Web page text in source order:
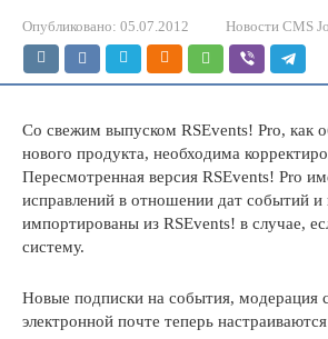
Опубликовано: 05.07.2012 Новости CMS
Со свежим выпуском RSEvents! Pro, как
нового продукта, необходима
Пересмотренная версия RSEvents! Pro
исправлений в отношении дат событий и
импортированы из RSEvents! в случае,
систему.
Новые подписки на события, модерация
электронной почте теперь настраиваются